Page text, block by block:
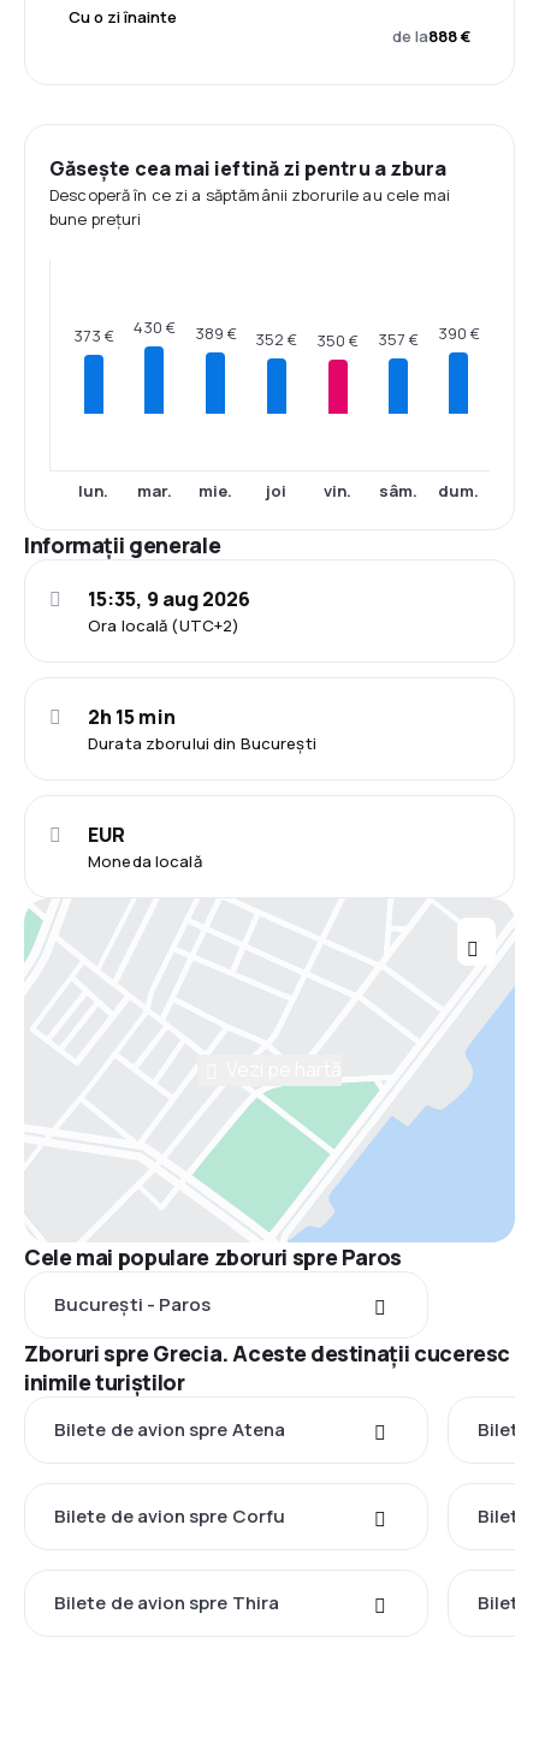
Cu o zi înainte
de la888 €
Găsește cea mai ieftină zi pentru a zbura
Descoperă în ce zi a săptămânii zborurile au cele mai
bune prețuri
373 €
lun.
430 €
mar.
389 €
mie.
352 €
joi
350 €
vin.
357 €
sâm.
390 €
dum.
Informații generale
Ora locală (UTC+2)
15:35, 9 aug 2026
Durata zborului din București
2h 15 min
Moneda locală
EUR
Cele mai populare zboruri spre Paros
București - Paros
Zboruri spre Grecia. Aceste destinații cuceresc
inimile turiștilor
Bilete de avion spre Atena Bilete
Bilete de avion spre Corfu Bilete
Bilete de avion spre Thira Bilete